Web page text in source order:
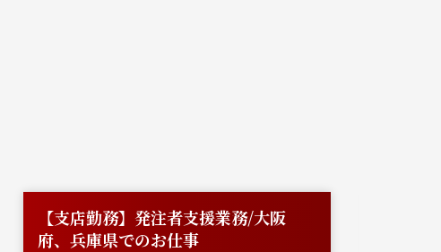
【支店勤務】発注者支援業務/大阪
府、兵庫県でのお仕事